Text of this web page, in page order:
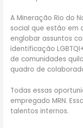
A Mineração Rio do
social que estão em
englobar assuntos
identificação
de comunidades
quadro de
Todas essas
empregado MRN.
talentos internos.